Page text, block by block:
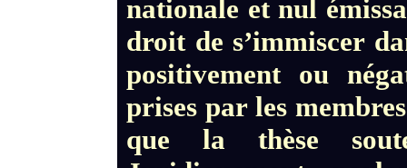
nationale et nul
droit de s’immiscer
positivement ou
prises par les
que la thèse